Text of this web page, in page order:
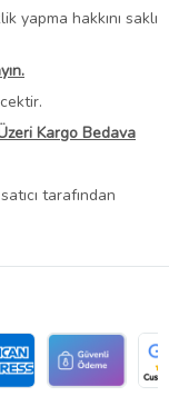
yapma hakkını saklı
Kargo Bedava
tarafından